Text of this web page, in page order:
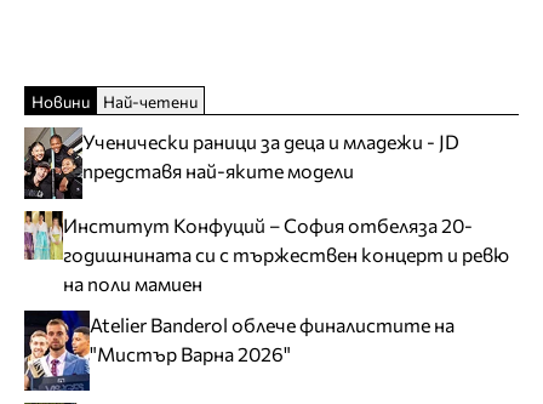
Новини Най-четени
Ученически раници за деца и младежи - JD
представя най-яките модели
Институт Конфуций – София отбеляза 20-
годишнината си с тържествен концерт и ревю
на поли мамиен
Atelier Banderol облече финалистите на
"Мистър Варна 2026"